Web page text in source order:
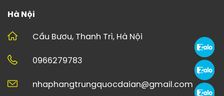
Hà Nội
Cầu Bươu, Thanh Trì, Hà Nội
0966279783
nhaphangtrungquocdaian@gmail.com